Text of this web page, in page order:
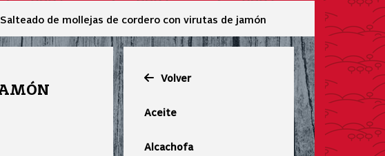
Salteado de mollejas de cordero con virutas de jamón
Volver
Aceite
Alcachofa